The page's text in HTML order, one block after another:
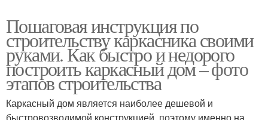
Пошаговая инструкция по
строительству каркасника своими
руками. Как быстро и недорого
построить каркасный дом – фото
этапов строительства
Каркасный дом является наиболее дешевой и
быстровозводимой конструкцией, поэтому именно на